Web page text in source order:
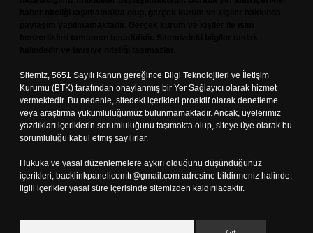
Sitemiz, 5651 Sayılı Kanun gereğince Bilgi Teknolojileri ve İletişim
Kurumu (BTK) tarafından onaylanmış bir Yer Sağlayıcı olarak hizmet
vermektedir. Bu nedenle, sitedeki içerikleri proaktif olarak denetleme
veya araştırma yükümlülüğümüz bulunmamaktadır. Ancak, üyelerimiz
yazdıkları içeriklerin sorumluluğunu taşımakta olup, siteye üye olarak bu
sorumluluğu kabul etmiş sayılırlar.
Hukuka ve yasal düzenlemelere aykırı olduğunu düşündüğünüz
içerikleri, backlinkpanelicomtr@gmail.com adresine bildirmeniz halinde,
ilgili içerikler yasal süre içerisinde sitemizden kaldırılacaktır.